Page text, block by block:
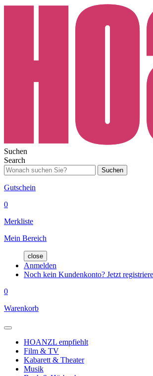
Suchen
Search
Suchen
Gutschein
0
Merkliste
Mein Bereich
close
Anmelden
Noch kein Kundenkonto? Jetzt
0
Warenkorb
HOANZL empfiehlt
Film & TV
Kabarett & Theater
Musik